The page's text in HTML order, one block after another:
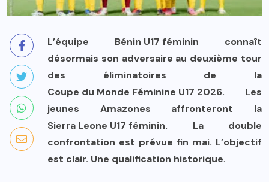
L’équipe Bénin U17 féminin connaît
désormais son adversaire au deuxième tour
des éliminatoires de la
Coupe du Monde Féminine U17 2026. Les
jeunes Amazones affronteront la
Sierra Leone U17 féminin. La double
confrontation est prévue fin mai. L’objectif
est clair. Une qualification historique.